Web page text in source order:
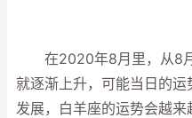
在2020年8月里，从8月
就逐渐上升，可能当日的
发展，白羊座的运势会越来